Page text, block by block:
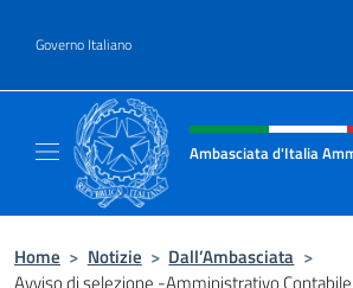
Governo Italiano
Intestazione sito,
Ambasciata d'Italia
Home > Notizie > Dall’Ambasciata >